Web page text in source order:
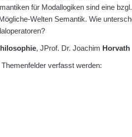
für Modallogiken sind eine
Welten Semantik. Wie
, JProf. Dr. Joachim Horvath
verfasst werden: